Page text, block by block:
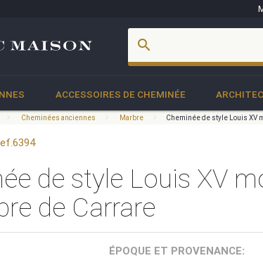
search
ACCESSOIRES DE CHEMINÉE
Cheminées anciennes Marbre Cheminée de style Louis XV
de style Louis XV
de Carrare
ÉPOQUE ET PROVENANCE: